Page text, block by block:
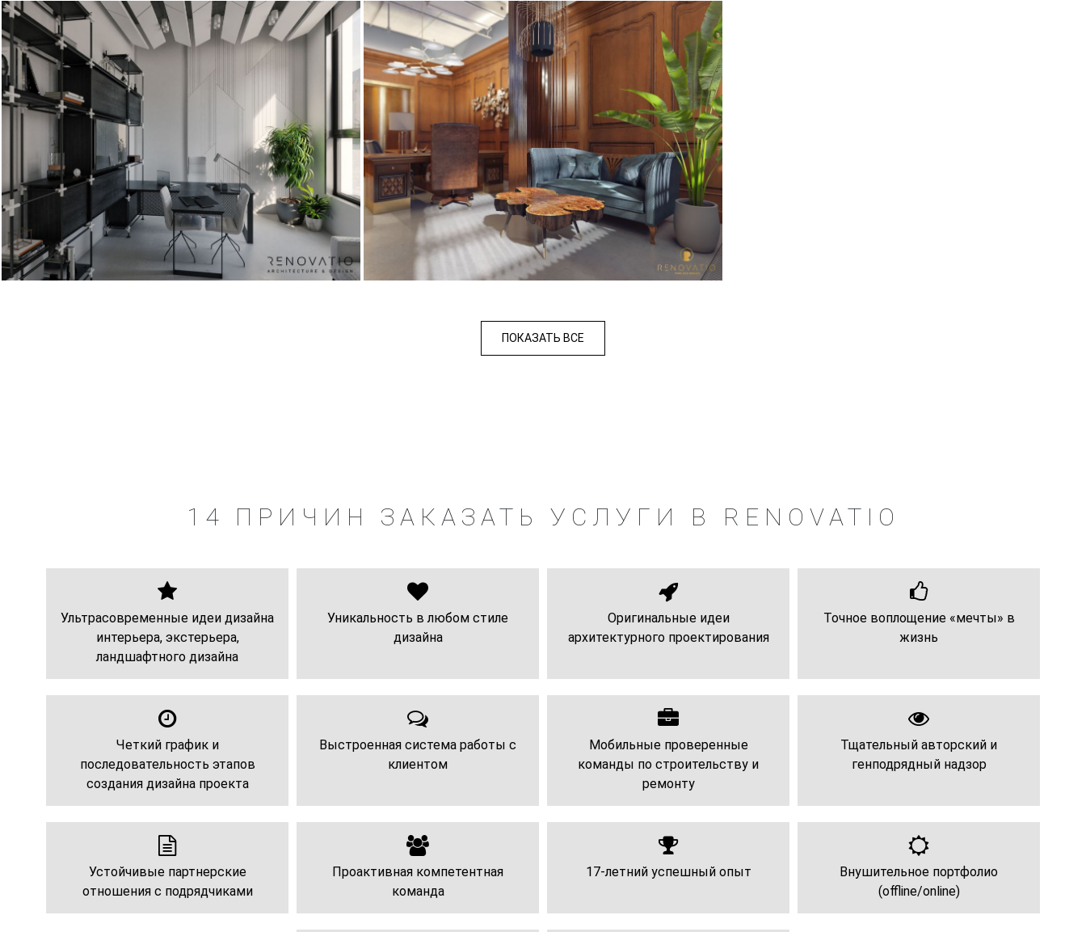
ПОКАЗАТЬ ВСЕ
14 ПРИЧИН ЗАКАЗАТЬ УСЛУГИ В RENOVATIO
Ультрасовременные идеи дизайна
интерьера, экстерьера,
ландшафтного дизайна
Уникальность в любом стиле
дизайна
Оригинальные идеи
архитектурного проектирования
Точное воплощение «мечты» в
жизнь
Четкий график и
последовательность этапов
создания дизайна проекта
Выстроенная система работы с
клиентом
Мобильные проверенные
команды по строительству и
ремонту
Тщательный авторский и
генподрядный надзор
Устойчивые партнерские
отношения с подрядчиками
Проактивная компетентная
команда
17-летний успешный опыт
Внушительное портфолио
(offline/online)